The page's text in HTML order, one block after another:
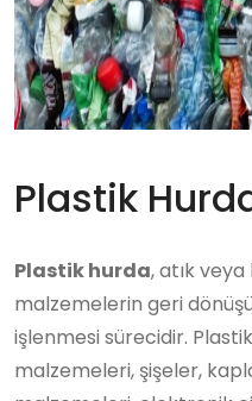
Plastik
Plastik hurda, atık veya
malzemelerin geri
işlenmesi sürecidir.
malzemeleri, şişeler,